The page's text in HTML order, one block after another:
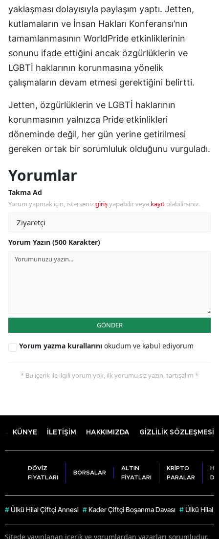
yaklaşması dolayısıyla paylaşım yaptı. Jetten,
kutlamaların ve İnsan Hakları Konferansı’nın
tamamlanmasının WorldPride etkinliklerinin
sonunu ifade ettiğini ancak özgürlüklerin ve
LGBTİ haklarının korunmasına yönelik
çalışmaların devam etmesi gerektiğini belirtti.
Jetten, özgürlüklerin ve LGBTİ haklarının
korunmasının yalnızca Pride etkinlikleri
döneminde değil, her gün yerine getirilmesi
gereken ortak bir sorumluluk olduğunu vurguladı.
Yorumlar
Takma Ad
Yorum yapmak için, istersenizgirişyapabilir veya kayıt olabilirsiniz.
Yorum Yazın (500 Karakter)
GÖNDER
Yorum yazma kurallarını okudum ve kabul ediyorum
* Bu içerik ile ilgili yorum yok, ilk yorumu siz yazın, tartışalım *
KÜNYE İLETİŞİM HAKKIMIZDA GİZLİLİK SÖZLEŞMESİ
DÖVİZ
FİYATLARI
BORSALAR
ALTIN
FİYATLARI
KRİPTO
PARALAR
# Ülkü Hilal Çiftçi Annesi # Kader Çiftçi Boşanma Davası # Ülkü Hilal
Sitede yayınlanan içerik ve yorumlardan yazarları sorumludur.